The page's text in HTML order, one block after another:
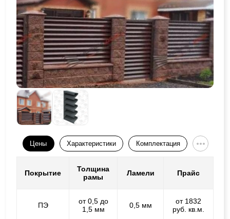
Цены Характеристики Комплектация
Покрытие
Толщина
рамы
Ламели Прайс
ПЭ
от 0,5 до
1,5 мм
0,5 мм
от 1832
руб. кв.м.